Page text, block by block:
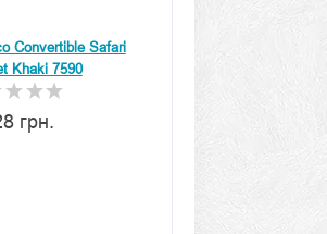
Convertible Safari
Khaki 7590
грн.